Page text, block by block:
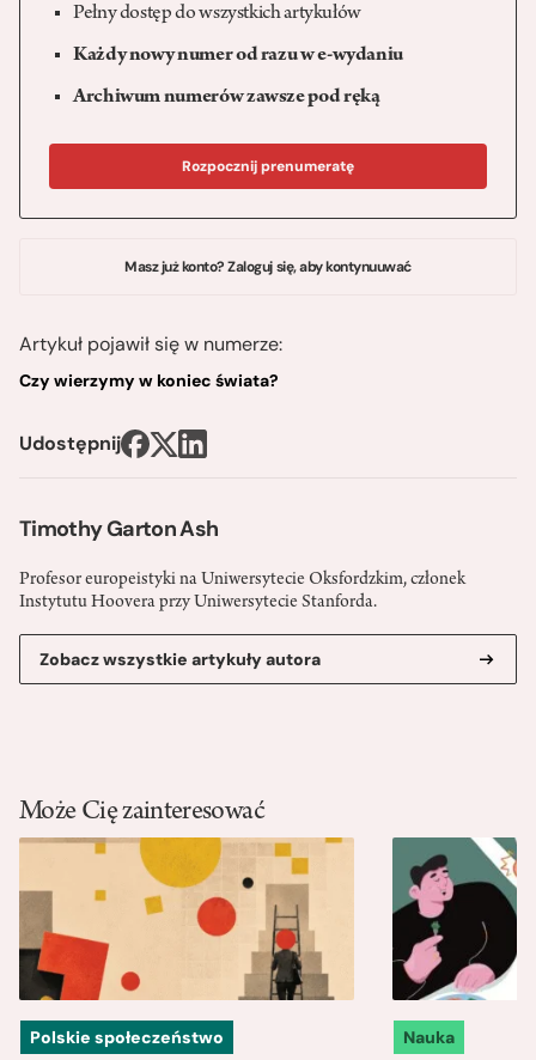
Timothy Garton Ash
Profesor europeistyki na Uniwersytecie Oksfordzkim, członek
Instytutu Hoovera przy Uniwersytecie Stanforda.
Zobacz wszystkie artykuły autora
Pełny dostęp do wszystkich artykułów
Każdy nowy numer od razu w e-wydaniu
Archiwum numerów zawsze pod ręką
Rozpocznij prenumeratę
Masz już konto? Zaloguj się, aby kontynuuwać
Artykuł pojawił się w numerze:
Czy wierzymy w koniec świata?
Udostępnij
Może Cię zainteresować
Polskie społeczeństwo Nauka